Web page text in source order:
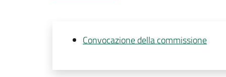
Convocazione della commissione